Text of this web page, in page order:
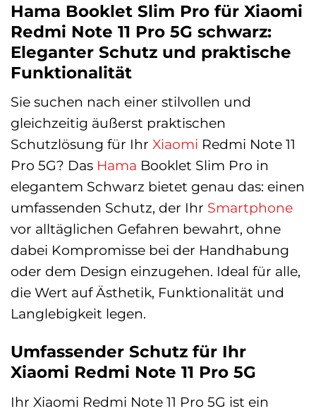
Hama Booklet Slim Pro für Xiaomi
Redmi Note 11 Pro 5G schwarz:
Eleganter Schutz und praktische
Funktionalität
Sie suchen nach einer stilvollen und
gleichzeitig äußerst praktischen
Schutzlösung für Ihr Xiaomi Redmi Note 11
Pro 5G? Das Hama Booklet Slim Pro in
elegantem Schwarz bietet genau das: einen
umfassenden Schutz, der Ihr Smartphone
vor alltäglichen Gefahren bewahrt, ohne
dabei Kompromisse bei der Handhabung
oder dem Design einzugehen. Ideal für alle,
die Wert auf Ästhetik, Funktionalität und
Langlebigkeit legen.
Umfassender Schutz für Ihr
Xiaomi Redmi Note 11 Pro 5G
Ihr Xiaomi Redmi Note 11 Pro 5G ist ein